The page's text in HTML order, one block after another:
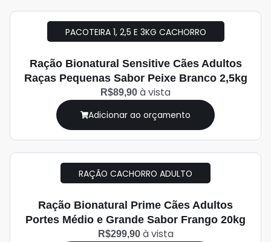
PACOTEIRA 1, 2,5 E 3KG CACHORRO
Ração Bionatural Sensitive Cães Adultos
Raças Pequenas Sabor Peixe Branco 2,5kg
R$89,90 à vista
Adicionar ao orçamento
RAÇÃO CACHORRO ADULTO
Ração Bionatural Prime Cães Adultos
Portes Médio e Grande Sabor Frango 20kg
R$299,90à vista